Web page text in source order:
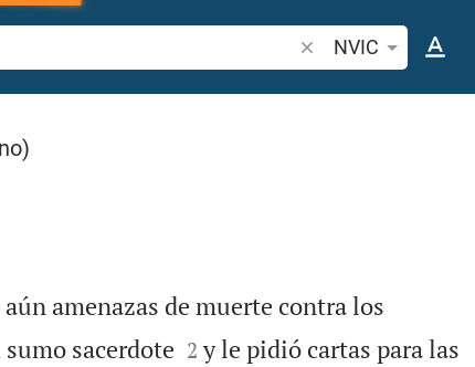
Buscar versículo
NVIC
amenazas de muerte contra los
sacerdote
2 y le pidió cartas para las